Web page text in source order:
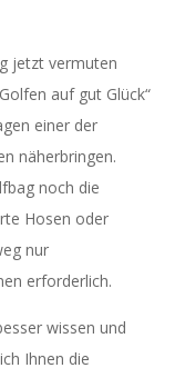
jetzt vermuten
auf gut Glück“
einer der
näherbringen.
noch die
Hosen oder
nur
erforderlich.
wissen und
Ihnen die